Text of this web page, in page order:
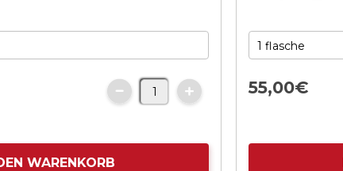
WARENKORB
55,00€